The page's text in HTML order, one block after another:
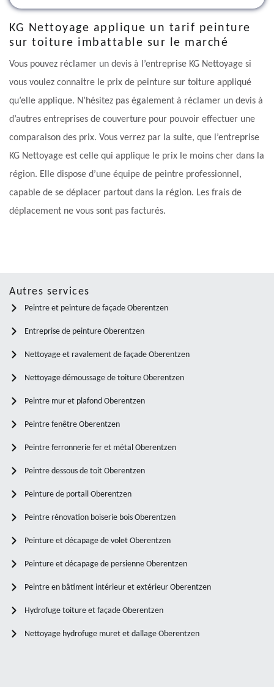
KG Nettoyage applique un tarif peinture
sur toiture imbattable sur le marché
Vous pouvez réclamer un devis à l’entreprise KG Nettoyage si
vous voulez connaitre le prix de peinture sur toiture appliqué
qu’elle applique. N’hésitez pas également à réclamer un devis à
d’autres entreprises de couverture pour pouvoir effectuer une
comparaison des prix. Vous verrez par la suite, que l’entreprise
KG Nettoyage est celle qui applique le prix le moins cher dans la
région. Elle dispose d’une équipe de peintre professionnel,
capable de se déplacer partout dans la région. Les frais de
déplacement ne vous sont pas facturés.
Autres services
Peintre et peinture de façade Oberentzen
Entreprise de peinture Oberentzen
Nettoyage et ravalement de façade Oberentzen
Nettoyage démoussage de toiture Oberentzen
Peintre mur et plafond Oberentzen
Peintre fenêtre Oberentzen
Peintre ferronnerie fer et métal Oberentzen
Peintre dessous de toit Oberentzen
Peinture de portail Oberentzen
Peintre rénovation boiserie bois Oberentzen
Peinture et décapage de volet Oberentzen
Peinture et décapage de persienne Oberentzen
Peintre en bâtiment intérieur et extérieur Oberentzen
Hydrofuge toiture et façade Oberentzen
Nettoyage hydrofuge muret et dallage Oberentzen